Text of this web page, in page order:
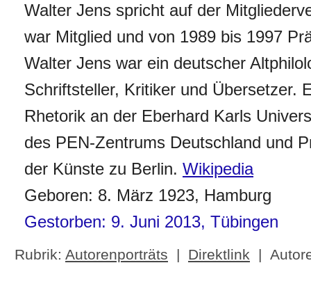
Walter Jens spricht auf der
war Mitglied und von 1989 bis 1997
Walter Jens war ein deutscher
Schriftsteller, Kritiker und Übersetzer.
Rhetorik an der Eberhard Karls
des PEN-Zentrums Deutschland und
der Künste zu Berlin. Wikipedia
Geboren: 8. März 1923, Hamburg
Gestorben: 9. Juni 2013, Tübingen
Rubrik: Autorenporträts | Direktlink |